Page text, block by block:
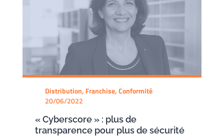
Distribution, Franchise, Conformité
20/06/2022
« Cyberscore » : plus de
transparence pour plus de sécurité